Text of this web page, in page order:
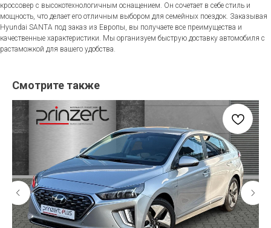
кроссовер с высокотехнологичным оснащением. Он сочетает в себе стиль и
мощность, что делает его отличным выбором для семейных поездок. Заказывая
Hyundai SANTA под заказ из Европы, вы получаете все преимущества и
качественные характеристики. Мы организуем быструю доставку автомобиля с
растаможкой для вашего удобства.
Смотрите также